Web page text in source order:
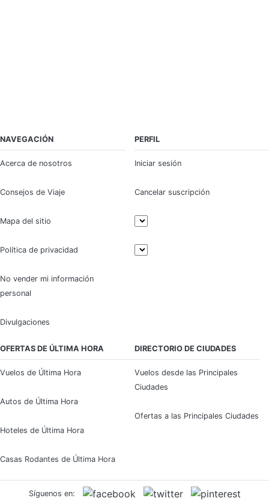
NAVEGACIÓN
Acerca de nosotros
Consejos de Viaje
Mapa del sitio
Política de privacidad
No vender mi información
personal
Divulgaciones
PERFIL
Iniciar sesión
Cancelar suscripción
OFERTAS DE ÚLTIMA HORA
Vuelos de Última Hora
Autos de Última Hora
Hoteles de Última Hora
Casas Rodantes de Última Hora
DIRECTORIO DE CIUDADES
Vuelos desde las Principales
Ciudades
Ofertas a las Principales Ciudades
Síguenos en: